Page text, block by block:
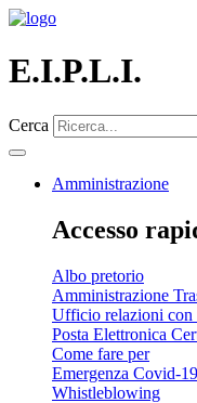
E.I.P.L.I.
Cerca
Amministrazione
Accesso
Albo pretorio
Amministrazione
Ufficio relazioni
Posta Elettronica
Come fare per
Emergenza Covid-19
Whistleblowing